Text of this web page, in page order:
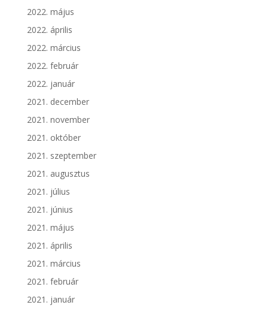
2022. május
2022. április
2022. március
2022. február
2022. január
2021. december
2021. november
2021. október
2021. szeptember
2021. augusztus
2021. július
2021. június
2021. május
2021. április
2021. március
2021. február
2021. január